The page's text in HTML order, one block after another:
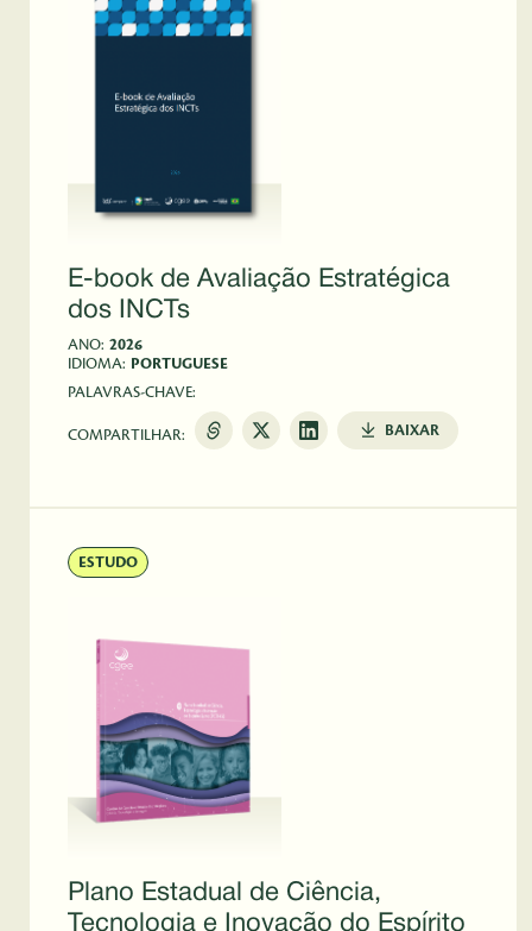
E-book de Avaliação Estratégica
dos INCTs
ANO: 2026
IDIOMA: PORTUGUESE
PALAVRAS-CHAVE:
COMPARTILHAR: BAIXAR
ESTUDO
Plano Estadual de Ciência,
Tecnologia e Inovação do Espírito